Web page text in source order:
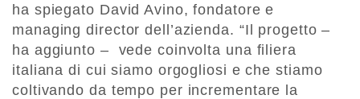
ha spiegato David Avino, fondatore e
managing director dell’azienda. “Il progetto –
ha aggiunto – vede coinvolta una filiera
italiana di cui siamo orgogliosi e che stiamo
coltivando da tempo per incrementare la